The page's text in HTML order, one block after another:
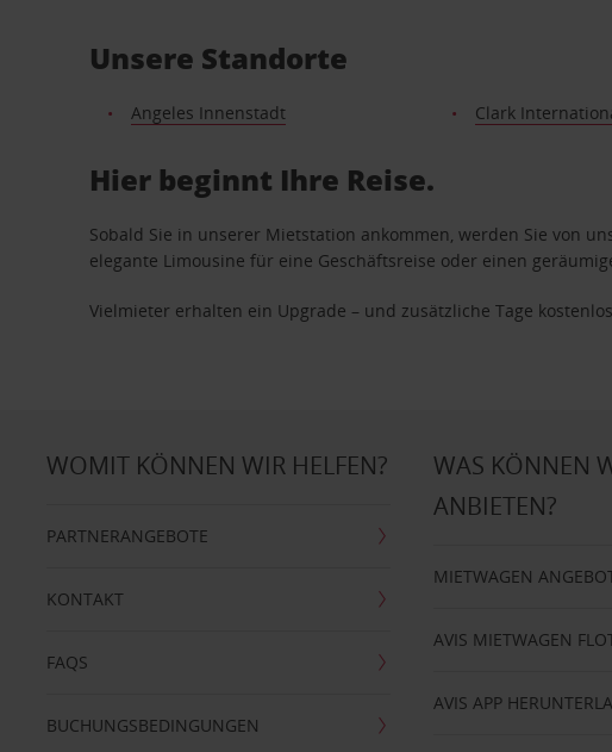
Unsere Standorte
Angeles Innenstadt Clark
Hier beginnt Ihre Reise.
Sobald Sie in unserer Mietstation ankommen, werden Sie von
elegante Limousine für eine Geschäftsreise oder einen
Vielmieter erhalten ein Upgrade – und zusätzliche Tage
WOMIT KÖNNEN WIR HELFEN?
PARTNERANGEBOTE
KONTAKT
FAQS
BUCHUNGSBEDINGUNGEN
WAS KÖNNEN
ANBIETEN?
MIETWAGEN
AVIS MIETWAGEN
AVIS APP